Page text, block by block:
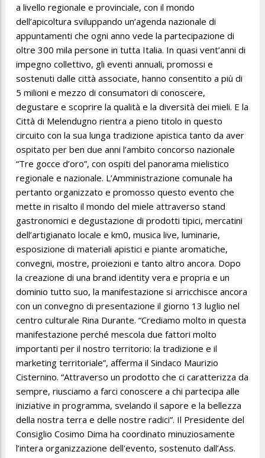
a livello regionale e provinciale, con il mondo
dell’apicoltura sviluppando un’agenda nazionale di
appuntamenti che ogni anno vede la partecipazione di
oltre 300 mila persone in tutta Italia. In quasi vent’anni di
impegno collettivo, gli eventi annuali, promossi e
sostenuti dalle città associate, hanno consentito a più di
5 milioni e mezzo di consumatori di conoscere,
degustare e scoprire la qualità e la diversità dei mieli. E la
Città di Melendugno rientra a pieno titolo in questo
circuito con la sua lunga tradizione apistica tanto da aver
ospitato per ben due anni l’ambito concorso nazionale
“Tre gocce d’oro”, con ospiti del panorama mielistico
regionale e nazionale. L’Amministrazione comunale ha
pertanto organizzato e promosso questo evento che
mette in risalto il mondo del miele attraverso stand
gastronomici e degustazione di prodotti tipici, mercatini
dell’artigianato locale e km0, musica live, luminarie,
esposizione di materiali apistici e piante aromatiche,
convegni, mostre, proiezioni e tanto altro ancora. Dopo
la creazione di una brand identity vera e propria e un
dominio tutto suo, la manifestazione si arricchisce ancora
con un convegno di presentazione il giorno 13 luglio nel
centro culturale Rina Durante. “Crediamo molto in questa
manifestazione perché mescola due fattori molto
importanti per il nostro territorio: la tradizione e il
marketing territoriale”, afferma il Sindaco Maurizio
Cisternino. “Attraverso un prodotto che ci caratterizza da
sempre, riusciamo a farci conoscere a chi partecipa alle
iniziative in programma, svelando il sapore e la bellezza
della nostra terra e delle nostre radici”. Il Presidente del
Consiglio Cosimo Dima ha coordinato minuziosamente
l’intera organizzazione dell'evento, sostenuto dall’Ass.